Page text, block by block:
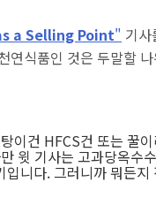
a Selling Point" 기
연식품인 것은 두말할
이건 HFCS건 또는 꿀
윗 기사는 고과당옥수
니다. 그러니까 뭐든지